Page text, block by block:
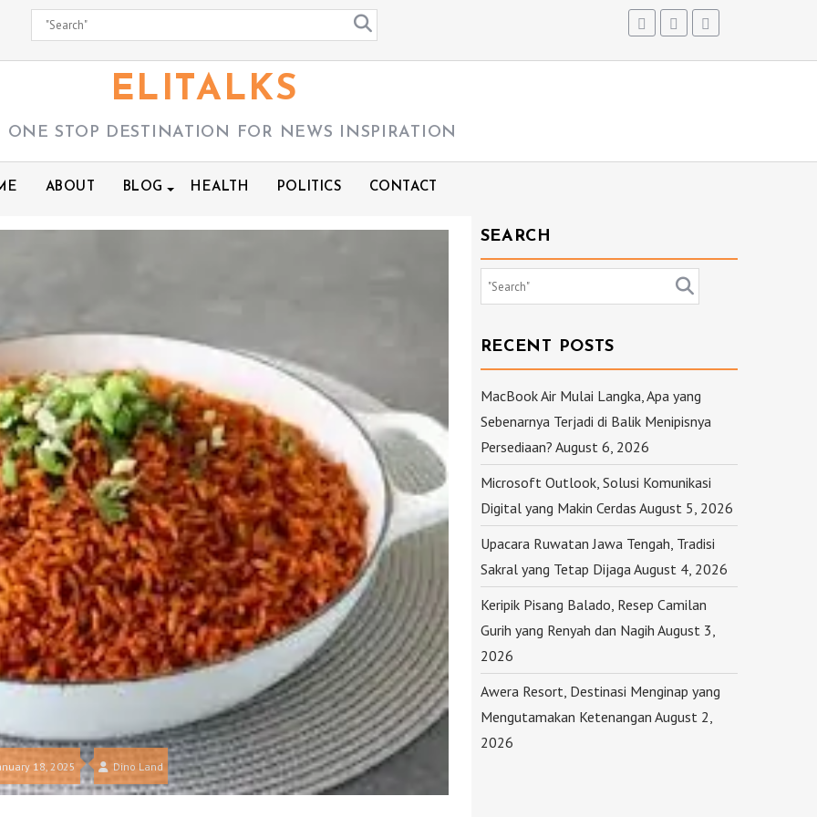
ELITALKS
ONE STOP DESTINATION FOR NEWS INSPIRATION
ABOUT BLOG HEALTH POLITICS CONTACT
18, 2025 Dino Land
SEARCH
RECENT POSTS
MacBook Air Mulai Langka, Apa yang
Sebenarnya Terjadi di Balik Menipisnya
Persediaan? August 6, 2026
Microsoft Outlook, Solusi Komunikasi
Digital yang Makin Cerdas August 5, 2026
Upacara Ruwatan Jawa Tengah, Tradisi
Sakral yang Tetap DijagaAugust 4, 2026
Keripik Pisang Balado, Resep Camilan
Gurih yang Renyah dan Nagih August 3,
2026
Awera Resort, Destinasi Menginap yang
Mengutamakan Ketenangan August 2,
2026